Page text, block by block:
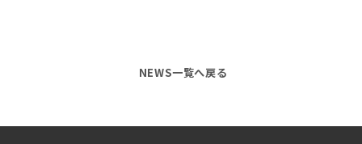
NEWS一覧へ戻る